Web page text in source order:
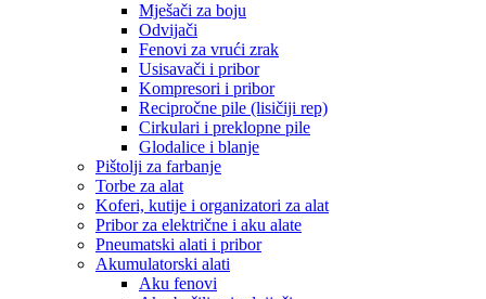
Mješači za boju
Odvijači
Fenovi za vrući zrak
Usisavači i pribor
Kompresori i pribor
Recipročne pile (lisičiji rep)
Cirkulari i preklopne pile
Glodalice i blanje
Pištolji za farbanje
Torbe za alat
Koferi, kutije i organizatori za alat
Pribor za električne i aku alate
Pneumatski alati i pribor
Akumulatorski alati
Aku fenovi